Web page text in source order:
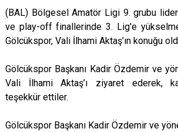
(BAL) Bölgesel Amatör Ligi 9. grubu
ve play-off finallerinde 3. Lig'e
Gölcükspor, Vali İlhami Aktaş’ın konuğu
Gölcükspor Başkanı Kadir Özdemir ve
Vali İlhami Aktaş’ı ziyaret ederek,
teşekkür ettiler.
Gölcükspor Başkanı Kadir Özdemir ve